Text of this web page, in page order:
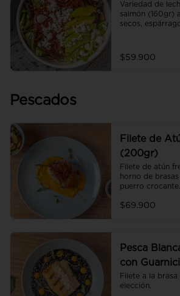
Variedad de
salmón (160gr)
secos,
$59.900
Pescados
Filete de
(200gr)
Filete de atún
horno de
puerro
$69.900
Pesca
con
Filete a la
elección.